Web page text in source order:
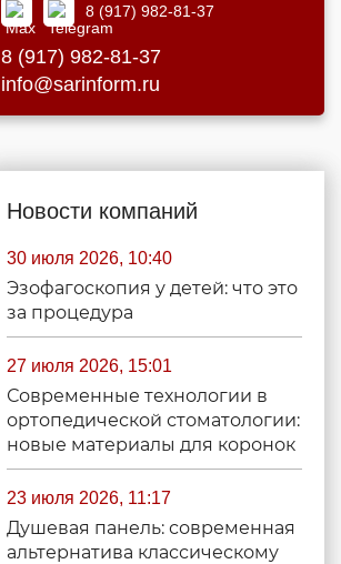
8 (917) 982-81-37
8 (917) 982-81-37
info@sarinform.ru
Новости компаний
30 июля 2026, 10:40
Эзофагоскопия у детей: что это
за процедура
27 июля 2026, 15:01
Современные технологии в
ортопедической стоматологии:
новые материалы для коронок
23 июля 2026, 11:17
Душевая панель: современная
альтернатива классическому